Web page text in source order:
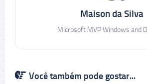
Maison da Silva
Microsoft MVP Windows and
Você também pode gostar...